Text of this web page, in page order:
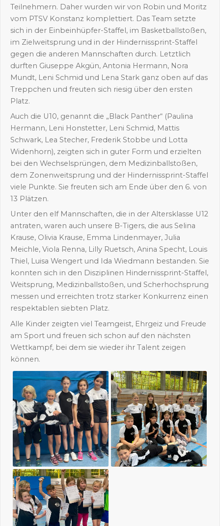
Teilnehmern. Daher wurden wir von Robin und Moritz
vom PTSV Konstanz komplettiert. Das Team setzte
sich in der Einbeinhüpfer-Staffel, im Basketballstoßen,
im Zielweitsprung und in der Hindernissprint-Staffel
gegen die anderen Mannschaften durch. Letztlich
durften Giuseppe Akgün, Antonia Hermann, Nora
Mundt, Leni Schmid und Lena Stark ganz oben auf das
Treppchen und freuten sich riesig über den ersten
Platz.
Auch die U10, genannt die „Black Panther“ (Paulina
Hermann, Leni Honstetter, Leni Schmid, Mattis
Schwark, Lea Stecher, Frederik Stobbe und Lotta
Widenhorn), zeigten sich in guter Form und erzielten
bei den Wechselsprüngen, dem Medizinballstoßen,
dem Zonenweitsprung und der Hindernissprint-Staffel
viele Punkte. Sie freuten sich am Ende über den 6. von
13 Plätzen.
Unter den elf Mannschaften, die in der Altersklasse U12
antraten, waren auch unsere B-Tigers, die aus Selina
Krause, Olivia Krause, Emma Lindenmayer, Julia
Meichle, Viola Renna, Lilly Ruetsch, Anina Specht, Louis
Thiel, Luisa Wengert und Ida Wiedmann bestanden. Sie
konnten sich in den Disziplinen Hindernissprint-Staffel,
Weitsprung, Medizinballstoßen, und Scherhochsprung
messen und erreichten trotz starker Konkurrenz einen
respektablen siebten Platz.
Alle Kinder zeigten viel Teamgeist, Ehrgeiz und Freude
am Sport und freuen sich schon auf den nächsten
Wettkampf, bei dem sie wieder ihr Talent zeigen
können.